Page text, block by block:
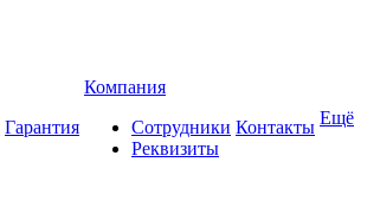
Гарантия
Компания
Сотрудники
Реквизиты
Контакты Ещё